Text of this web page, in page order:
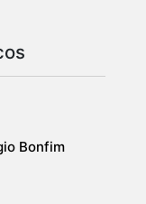
Bonfim